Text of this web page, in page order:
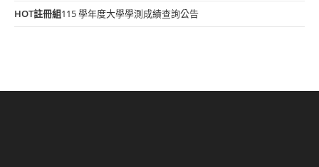
HOT註冊組115 學年度大學學測成績查詢公告